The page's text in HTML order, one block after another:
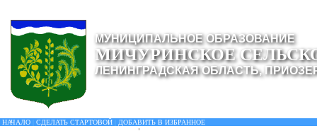
МУНИЦИПАЛЬНОЕ ОБРАЗОВАНИЕ
МИЧУРИНСКОЕ
ЛЕНИНГРАДСКАЯ ОБЛАСТЬ,
НАЧАЛО СДЕЛАТЬ СТАРТОВОЙ ДОБАВИТЬ В ИЗБРАННОЕ